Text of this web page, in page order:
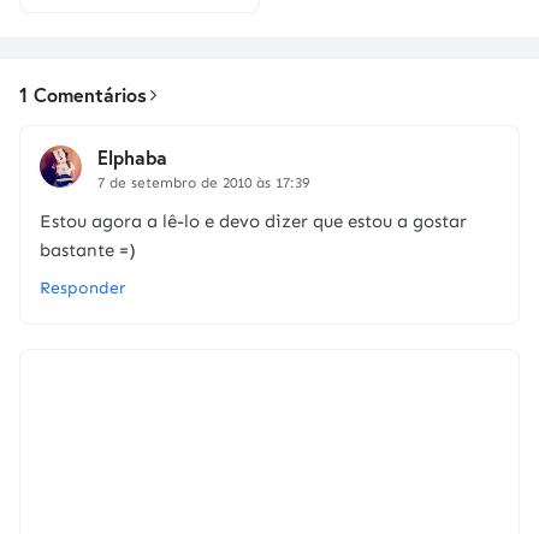
1 Comentários
Elphaba
7 de setembro de 2010 às 17:39
Estou agora a lê-lo e devo dizer que estou a gostar
bastante =)
Responder